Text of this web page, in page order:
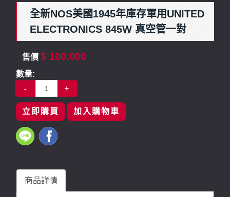
全新NOS美國1945年庫存軍用UNITED
ELECTRONICS 845W 真空管一對
售價 $ 100,000
數量:
- +
立即購買 加入購物車
商品詳情